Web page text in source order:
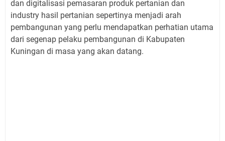
dan digitalisasi pemasaran produk pertanian dan
industry hasil pertanian sepertinya menjadi arah
pembangunan yang perlu mendapatkan perhatian utama
dari segenap pelaku pembangunan di Kabupaten
Kuningan di masa yang akan datang.